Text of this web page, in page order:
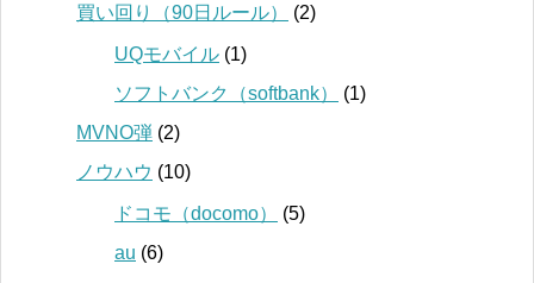
買い回り（90日ルール）
(2)
UQモバイル (1)
ソフトバンク（softbank）
(1)
MVNO弾 (2)
ノウハウ (10)
ドコモ（docomo）
(5)
au (6)